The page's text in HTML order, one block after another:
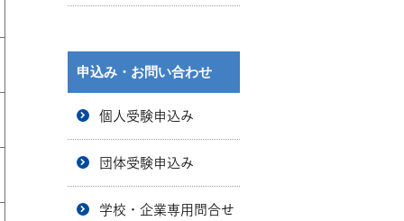
申込み・お問い合わせ
個人受験申込み
団体受験申込み
学校・企業専用問合せ